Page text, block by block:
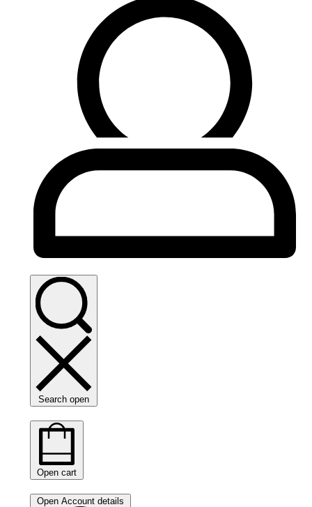
Search open
Open cart
Open Account details